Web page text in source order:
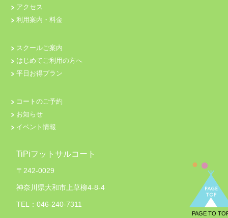
PAGE TO
アクセス
利用案内・料金
スクールご案内
はじめてご利用の方へ
平日お得プラン
コートのご予約
お知らせ
イベント情報
TiPiフットサルコート
〒242-0029
神奈川県大和市上草柳4-8-4
TEL：046-240-7311